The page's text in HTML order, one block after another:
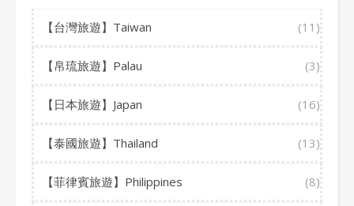
【台灣旅遊】Taiwan (11)
【帛琉旅遊】Palau (3)
【日本旅遊】Japan (16)
【泰國旅遊】Thailand (13)
【菲律賓旅遊】Philippines (8)